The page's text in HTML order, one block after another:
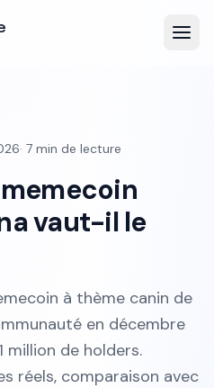
· 7 min de lecture
memecoin
vaut-il le
à thème canin de
en décembre
million de holders.
réels, comparaison avec